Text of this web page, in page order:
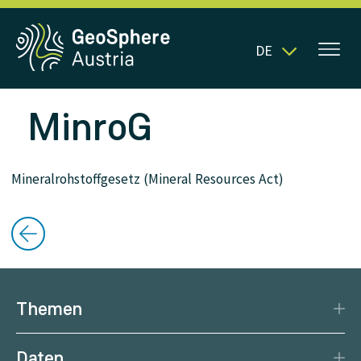
DE
MinroG
Mineralrohstoffgesetz (Mineral Resources Act)
Themen